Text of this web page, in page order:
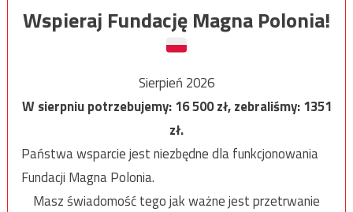
Wspieraj Fundację Magna Polonia!
Sierpień 2026
W sierpniu potrzebujemy:16 500zł, zebraliśmy:1351
zł.
Państwa wsparcie jest niezbędne dla funkcjonowania
Fundacji Magna Polonia.
Masz świadomość tego jak ważne jest przetrwanie